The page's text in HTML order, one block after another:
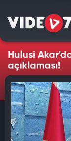
Hulusi
açıklaması!